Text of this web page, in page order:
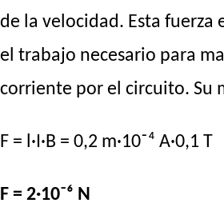
de la velocidad. Esta fuerza
el trabajo necesario para
corriente por el circuito. Su
F = l·I·B = 0,2 m·10⁻⁴ A·0,1 T
F = 2·10⁻⁶ N